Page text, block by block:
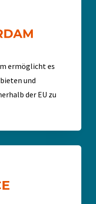
ermöglicht es
und
der EU zu